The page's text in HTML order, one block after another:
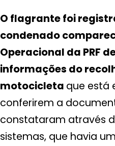
O flagrante foi
condenado
Operacional da PRF
informações do
motocicleta que está
conferirem a
constataram através
sistemas, que havia